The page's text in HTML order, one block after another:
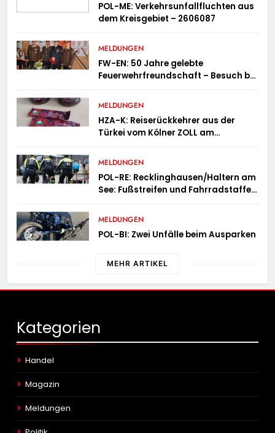
POL-ME: Verkehrsunfallfluchten aus
dem Kreisgebiet – 2606087
MELDUNGEN
FW-EN: 50 Jahre gelebte
Feuerwehrfreundschaft – Besuch bei
Österreich
MELDUNGEN
HZA-K: Reiserückkehrer aus der
Türkei vom Kölner ZOLL am
Potenzhonig erwischt / Gefährlicher
MELDUNGEN
POL-RE: Recklinghausen/Haltern am
See: Fußstreifen und Fahrradstaffel
MELDUNGEN
POL-BI: Zwei Unfälle beim Ausparken
MEHR ARTIKEL
Kategorien
Handel
Magazin
Meldungen